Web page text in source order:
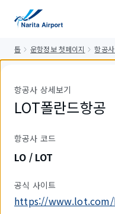
톱 운항정보 첫페이지 항공
항공사 상세보기
LOT폴란드항공
항공사 코드
LO / LOT
공식 사이트
https://